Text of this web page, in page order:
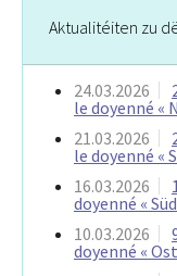
Aktualitéiten zu
24.03.2026
le doyenné «
21.03.2026
le doyenné «
16.03.2026
doyenné «
10.03.2026
doyenné «